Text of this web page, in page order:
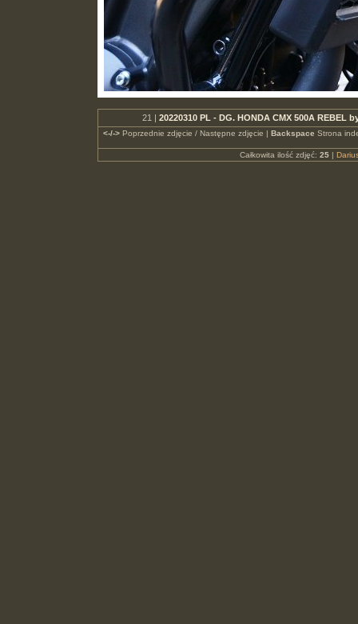
21 | 20220310 PL - DG. HONDA CMX 500A
<-/->Poprzednie zdjęcie / Następne zdjęcie | Backspace Strona
Całkowita ilość zdjęć: 25|